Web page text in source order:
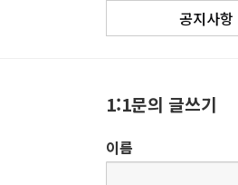
공지사항
1:1문의 글쓰기
이름